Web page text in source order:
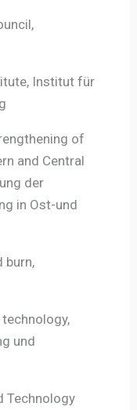
Institut für
of
and Central
der
in Ost-und
burn,
und
Technology